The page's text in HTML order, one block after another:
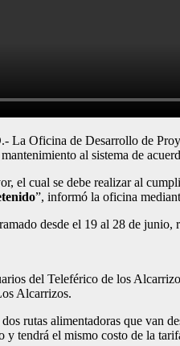
Oficina de Desarrollo de
al sistema de
el cual se debe realizar al
”, informó la oficina
desde el 19 al 28 de
del Teleférico de los
Alcarrizos.
rutas alimentadoras que van
y tendrá el mismo costo de la